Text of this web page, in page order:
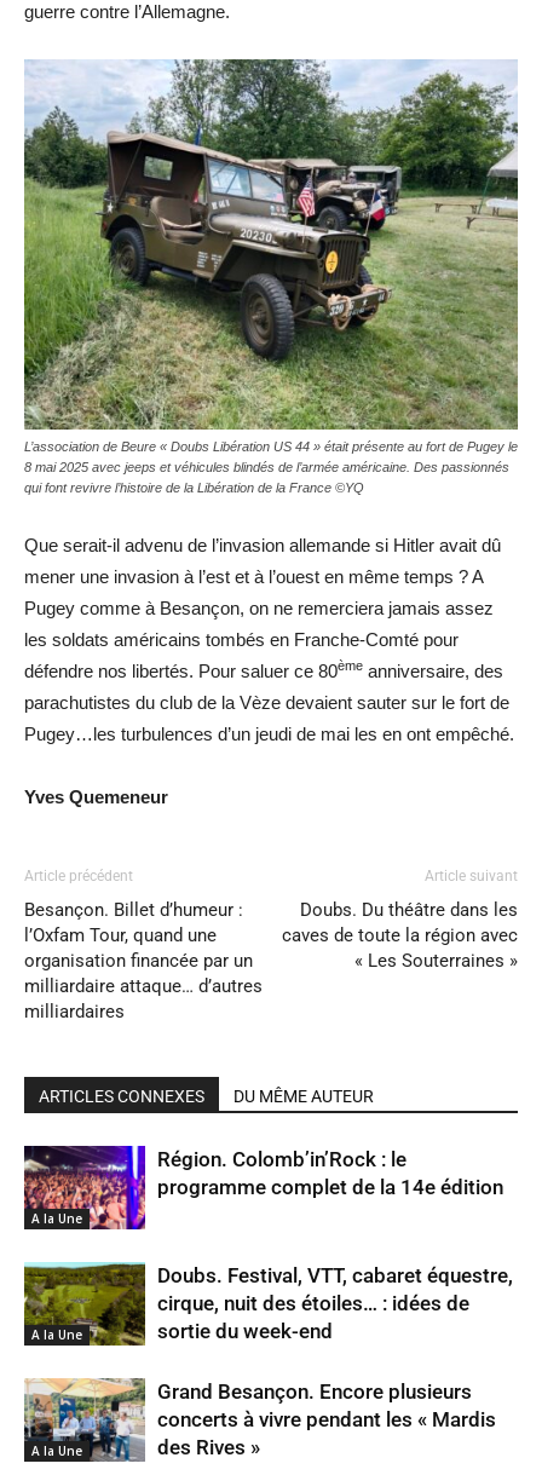
guerre contre l’Allemagne.
L’association de Beure « Doubs Libération US 44 » était présente au fort de Pugey le
8 mai 2025 avec jeeps et véhicules blindés de l’armée américaine. Des passionnés
qui font revivre l’histoire de la Libération de la France ©YQ
Que serait-il advenu de l’invasion allemande si Hitler avait dû
mener une invasion à l’est et à l’ouest en même temps ? A
Pugey comme à Besançon, on ne remerciera jamais assez
les soldats américains tombés en Franche-Comté pour
défendre nos libertés. Pour saluer ce 80ème anniversaire, des
parachutistes du club de la Vèze devaient sauter sur le fort de
Pugey…les turbulences d’un jeudi de mai les en ont empêché.
Yves Quemeneur
Article précédent
Besançon. Billet d’humeur :
l’Oxfam Tour, quand une
organisation financée par un
milliardaire attaque… d’autres
milliardaires
Article suivant
Doubs. Du théâtre dans les
caves de toute la région avec
« Les Souterraines »
ARTICLES CONNEXES DU MÊME AUTEUR
A la Une
Région. Colomb’in’Rock : le
programme complet de la 14e édition
A la Une
Doubs. Festival, VTT, cabaret équestre,
cirque, nuit des étoiles… : idées de
sortie du week-end
A la Une
Grand Besançon. Encore plusieurs
concerts à vivre pendant les « Mardis
des Rives »